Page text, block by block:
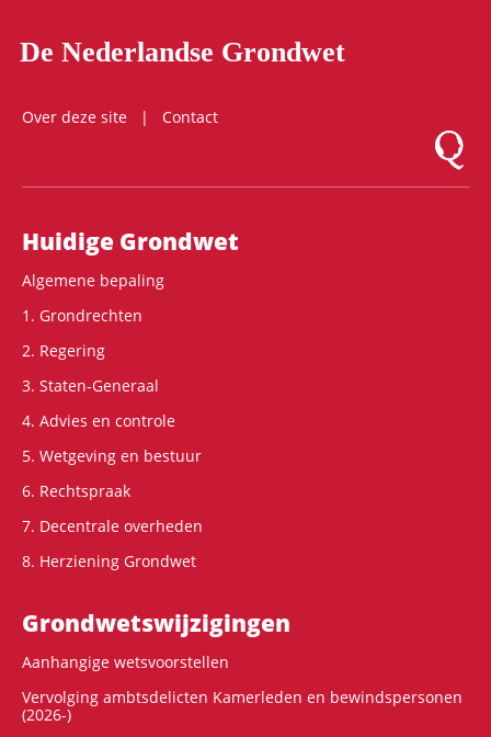
De Nederlandse Grondwet
Over deze site
Contact
Logo
Hoofdnavigatie
Huidige Grondwet
Algemene bepaling
1. Grondrechten
2. Regering
3. Staten-Generaal
4. Advies en controle
5. Wetgeving en bestuur
6. Rechtspraak
7. Decentrale overheden
8. Herziening Grondwet
Grondwets­wijzigingen
Aanhangige wetsvoorstellen
Vervolging ambtsdelicten Kamerleden en bewindspersonen
(2026-)